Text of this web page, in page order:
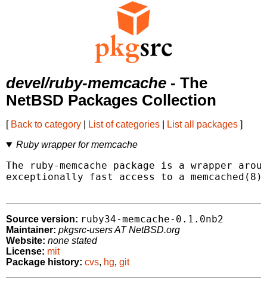
devel/ruby-memcache - The
NetBSD Packages Collection
[ Back to category List of categories List all packages ]
Ruby wrapper for memcache
The ruby-memcache package is a wrapper
exceptionally fast access to a
Source version: ruby34-memcache-0.1.0nb2
Maintainer: pkgsrc-users AT NetBSD.org
Website: none stated
License: mit
Package history: cvs, hg, git